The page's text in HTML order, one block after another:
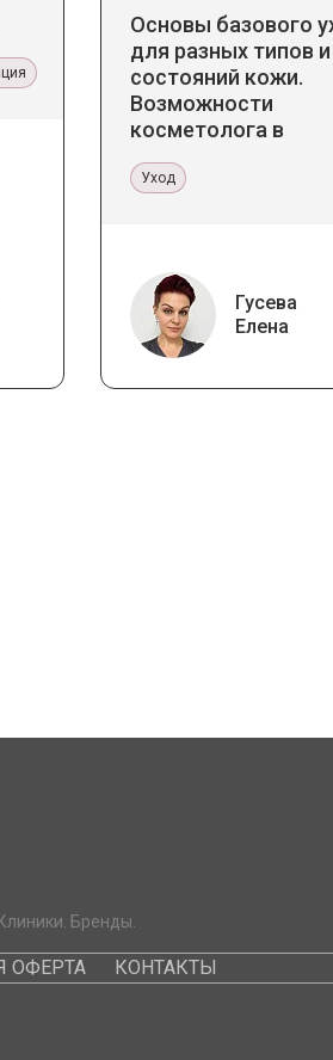
Основы базового
для разных типов и
состояний кожи.
Возможности
косметолога в
Уход
Гусева
Елена
Бренды.
ОФЕРТА КОНТАКТЫ